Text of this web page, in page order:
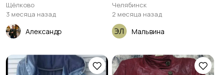
Щёлково
3 месяца назад
Александр
Челябинск
2 месяца назад
Мальвина